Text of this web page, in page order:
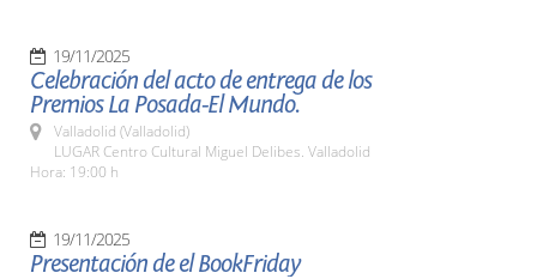
19/11/2025
Celebración del acto de entrega de los
Premios La Posada-El Mundo.
Valladolid (Valladolid)
LUGAR Centro Cultural Miguel Delibes. Valladolid
Hora: 19:00 h
19/11/2025
Presentación de el BookFriday